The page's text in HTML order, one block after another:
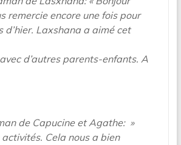
remercie encore une fois pour
d’hier. Laxshana a aimé cet
d’autres parents-enfants. A
de Capucine et Agathe: »
Cela nous a bien